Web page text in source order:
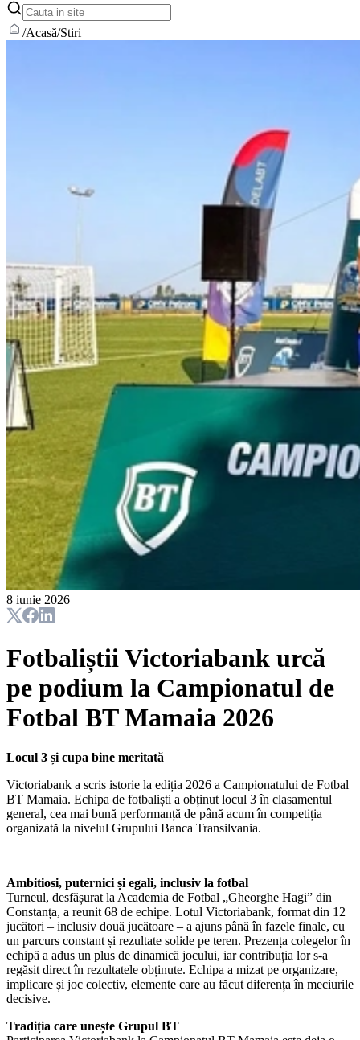
/Acasă/Stiri
8 iunie 2026
Fotbaliștii Victoriabank urcă
pe podium la Campionatul de
Fotbal BT Mamaia 2026
Locul 3 și cupa bine meritată
Victoriabank a scris istorie la ediția 2026 a Campionatului de Fotbal
BT Mamaia. Echipa de fotbaliști a obținut locul 3 în clasamentul
general, cea mai bună performanță de până acum în competiția
organizată la nivelul Grupului Banca Transilvania.
Ambitiosi, puternici și egali, inclusiv la fotbal
Turneul, desfășurat la Academia de Fotbal „Gheorghe Hagi” din
Constanța, a reunit 68 de echipe. Lotul Victoriabank, format din 12
jucători – inclusiv două jucătoare – a ajuns până în fazele finale, cu
un parcurs constant și rezultate solide pe teren. Prezența colegelor în
echipă a adus un plus de dinamică jocului, iar contribuția lor s-a
regăsit direct în rezultatele obținute. Echipa a mizat pe organizare,
implicare și joc colectiv, elemente care au făcut diferența în meciurile
decisive.
Tradiția care unește Grupul BT